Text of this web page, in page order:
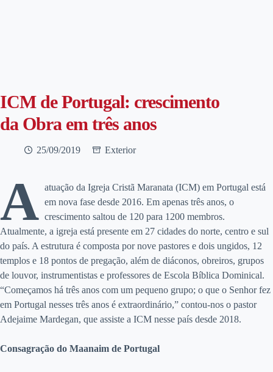
ICM de Portugal: crescimento
da Obra em três anos
25/09/2019 Exterior
A atuação da Igreja Cristã Maranata (ICM) em Portugal está
em nova fase desde 2016. Em apenas três anos, o
crescimento saltou de 120 para 1200 membros.
Atualmente, a igreja está presente em 27 cidades do norte, centro e sul
do país. A estrutura é composta por nove pastores e dois ungidos, 12
templos e 18 pontos de pregação, além de diáconos, obreiros, grupos
de louvor, instrumentistas e professores de Escola Bíblica Dominical.
“Começamos há três anos com um pequeno grupo; o que o Senhor fez
em Portugal nesses três anos é extraordinário,” contou-nos o pastor
Adejaime Mardegan, que assiste a ICM nesse país desde 2018.
Consagração do Maanaim de Portugal